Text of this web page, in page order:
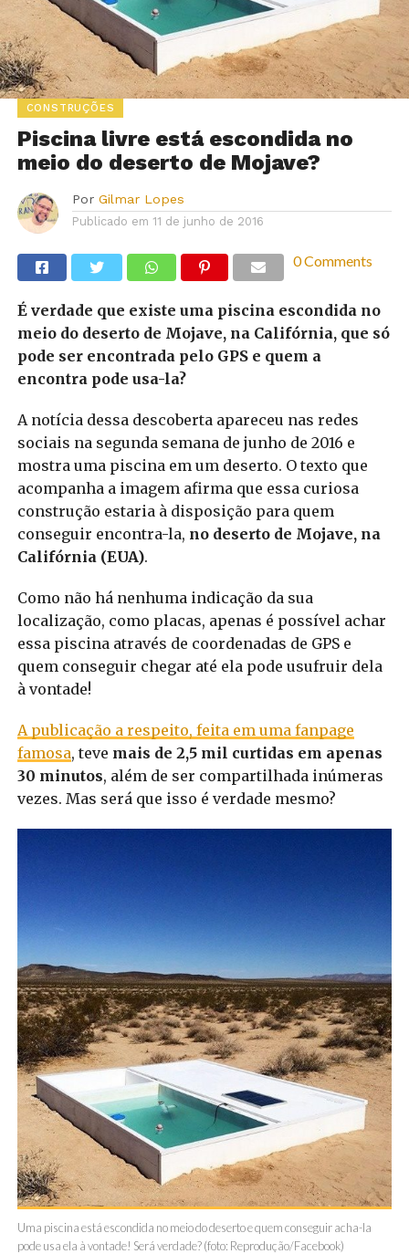
CONSTRUÇÕES
Piscina livre está escondida no
meio do deserto de Mojave?
Por Gilmar Lopes
Publicado em 11 de junho de 2016
0 Comments
É verdade que existe uma piscina escondida no
meio do deserto de Mojave, na Califórnia, que só
pode ser encontrada pelo GPS e quem a
encontra pode usa-la?
A notícia dessa descoberta apareceu nas redes
sociais na segunda semana de junho de 2016 e
mostra uma piscina em um deserto. O texto que
acompanha a imagem afirma que essa curiosa
construção estaria à disposição para quem
conseguir encontra-la, no deserto de Mojave, na
Califórnia (EUA).
Como não há nenhuma indicação da sua
localização, como placas, apenas é possível achar
essa piscina através de coordenadas de GPS e
quem conseguir chegar até ela pode usufruir dela
à vontade!
A publicação a respeito, feita em uma fanpage
famosa, teve mais de 2,5 mil curtidas em apenas
30 minutos, além de ser compartilhada inúmeras
vezes. Mas será que isso é verdade mesmo?
Uma piscina está escondida no meio do deserto e quem conseguir acha-la
pode usa ela à vontade! Será verdade? (foto: Reprodução/Facebook)